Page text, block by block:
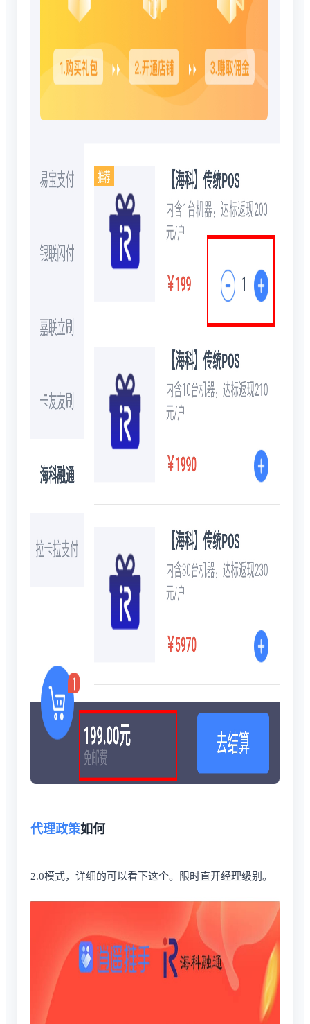
代理政策如何
2.0模式，详细的可以看下这个。限时直开经理级别。